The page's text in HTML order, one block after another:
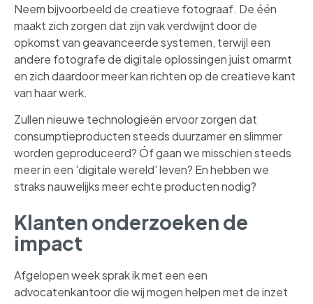
Neem bijvoorbeeld de creatieve fotograaf. De één
maakt zich zorgen dat zijn vak verdwijnt door de
opkomst van geavanceerde systemen, terwijl een
andere fotografe de digitale oplossingen juist omarmt
en zich daardoor meer kan richten op de creatieve kant
van haar werk.
Zullen nieuwe technologieën ervoor zorgen dat
consumptieproducten steeds duurzamer en slimmer
worden geproduceerd? Óf gaan we misschien steeds
meer in een 'digitale wereld' leven? En hebben we
straks nauwelijks meer echte producten nodig?
Klanten onderzoeken de
impact
Afgelopen week sprak ik met een een
advocatenkantoor die wij mogen helpen met de inzet